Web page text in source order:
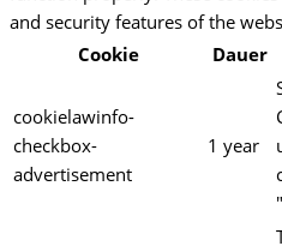
and security features of the
Cookie
Dauer
cookielawinfo-
checkbox-
advertisement
1 year